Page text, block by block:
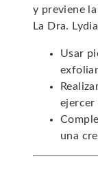
y previene
La Dra.
Usar
ejercer
una